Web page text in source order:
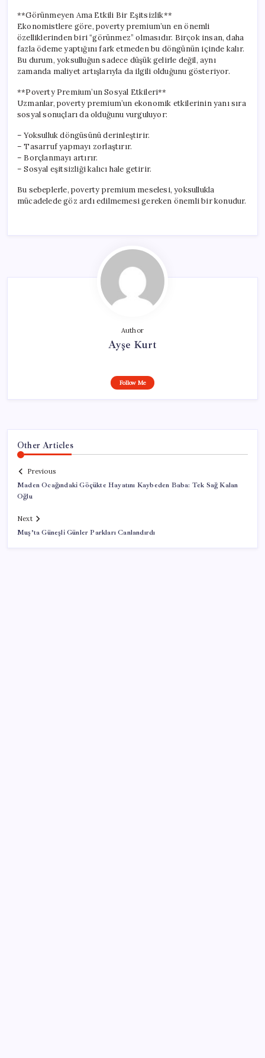
**Görünmeyen Ama Etkili Bir Eşitsizlik**
Ekonomistlere göre, poverty premium’un en önemli
özelliklerinden biri “görünmez” olmasıdır. Birçok insan, daha
fazla ödeme yaptığını fark etmeden bu döngünün içinde kalır.
Bu durum, yoksulluğun sadece düşük gelirle değil, aynı
zamanda maliyet artışlarıyla da ilgili olduğunu gösteriyor.
**Poverty Premium’un Sosyal Etkileri**
Uzmanlar, poverty premium’un ekonomik etkilerinin yanı sıra
sosyal sonuçları da olduğunu vurguluyor:
– Yoksulluk döngüsünü derinleştirir.
– Tasarruf yapmayı zorlaştırır.
– Borçlanmayı artırır.
– Sosyal eşitsizliği kalıcı hale getirir.
Bu sebeplerle, poverty premium meselesi, yoksullukla
mücadelede göz ardı edilmemesi gereken önemli bir konudur.
Author
Ayşe Kurt
Follow Me
Other Articles
Previous
Maden Ocağındaki Göçükte Hayatını Kaybeden Baba: Tek Sağ Kalan
Oğlu
Next
Muş’ta Güneşli Günler Parkları Canlandırdı